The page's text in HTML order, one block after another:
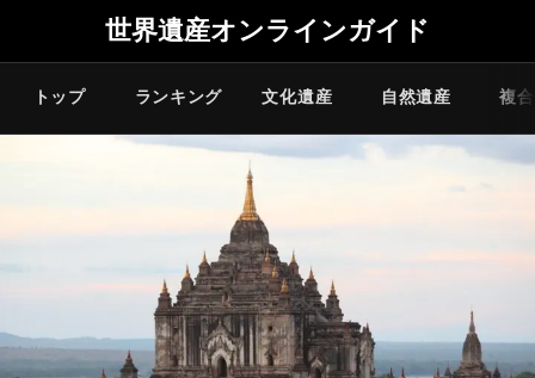
世界遺産オンラインガイド
トップ ランキング 文化遺産 自然遺産 複